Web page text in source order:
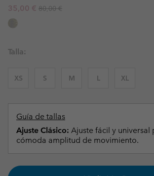
Sale price:
35,00 € Regular price:
80,00 €
Talla:
XS S M L XL
Guía de tallas
Ajuste Clásico: Ajuste fácil y universal
cómoda amplitud de movimiento.